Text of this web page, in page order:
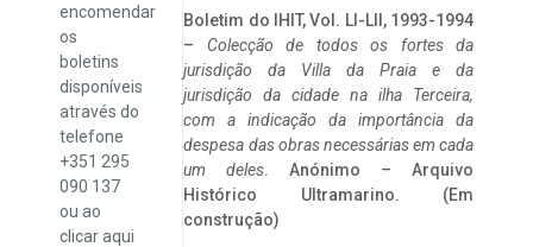
encomendar
os
boletins
disponíveis
através do
telefone
+351 295
090 137
ou ao
clicaraqui
Boletim do IHIT, Vol. LI-LII, 1993-1994
– Colecção de todos os fortes da
jurisdição da Villa da Praia e da
jurisdição da cidade na ilha Terceira,
com a indicação da importância da
despesa das obras necessárias em cada
um deles. Anónimo – Arquivo
Histórico Ultramarino. (Em
construção)